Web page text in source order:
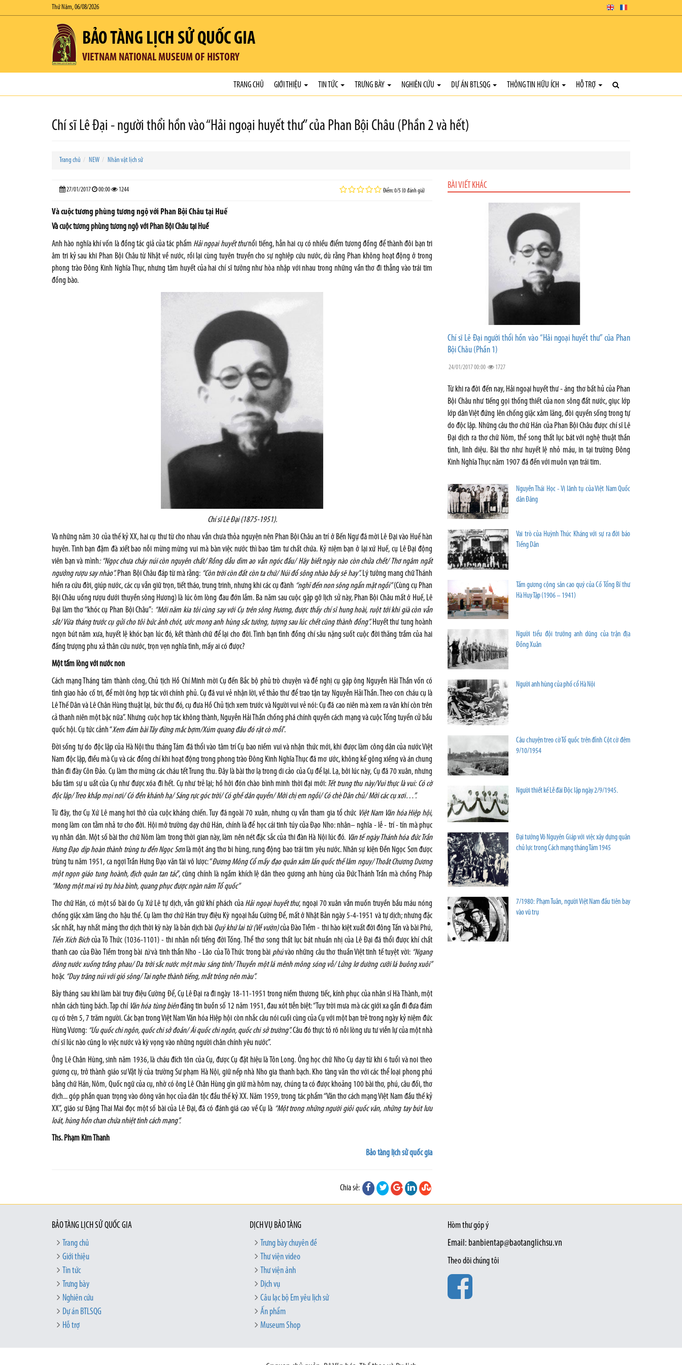
Thứ Năm, 06/08/2026
BẢO TÀNG LỊCH SỬ QUỐC GIA
VIETNAM NATIONAL MUSEUM OF HISTORY
TRANG CHỦ GIỚI THIỆU TIN TỨC TRƯNG BÀY NGHIÊN CỨU DỰ ÁN BTLSQG THÔNG TIN HỮU ÍCH HỖ TRỢ
Chí sĩ Lê Đại - người thổi hồn vào “Hải ngoại huyết thư” của Phan Bội Châu (Phần 2 và hết)
Trang chủ NEW Nhân vật lịch sử
27/01/2017 00:00 1244 Điểm: 0/5 (0 đánh giá)
Và cuộc tương phùng tương ngộ với Phan Bội Châu tại Huế
Và cuộc tương phùng tương ngộ với Phan Bội Châu tại Huế
Anh hào nghĩa khí vốn là đồng tác giả của tác phẩm Hải ngọai huyết thưnổi tiếng, hẳn hai cụ có nhiều điểm tương đồng để thành đôi bạn tri
âm tri kỷ sau khi Phan Bội Châu từ Nhật về nước, rồi lại cùng tuyên truyền cho sự nghiệp cứu nước, dù rằng Phan không hoạt động ở trong
phong trào Đông Kinh Nghĩa Thục, nhưng tâm huyết của hai chí sĩ tưởng như hòa nhập với nhau trong những vần thơ đi thẳng vào trái tim
đồng bào.
Chí sĩ Lê Đại (1875-1951).
Và những năm 30 của thế kỷ XX, hai cụ thư từ cho nhau vẫn chưa thỏa nguyện nên Phan Bội Châu an trí ở Bến Ngự đã mời Lê Đại vào Huế hàn
huyên. Tình bạn đậm đà xiết bao nỗi mừng mừng vui mà bàn việc nước thì bao tâm tư chất chứa. Kỷ niệm bạn ở lại xứ Huế, cụ Lê Đại động
viên bạn và mình: “Ngọc chưa cháy núi còn nguyên chất/ Rồng dẫu dìm ao vẫn ngóc đầu/ Hãy biết ngày nào còn chửa chết/ Thơ ngâm ngất
ngưởng rượu say nhào”.Phan Bội Châu đáp từ mà rằng: “Còn trời còn đất còn ta chứ/ Núi đổ sông nhào bấy sẽ hay”.Lý tưởng mang chữ Thánh
hiền ra cứu đời, giúp nước, các cụ vẫn giữ trọn, tiết tháo, trung trinh, nhưng khi các cụ đành “nghĩ đến non sông ngẩn mặt ngồi”(Cùng cụ Phan
Bội Châu uống rượu dưới thuyền sông Hương) là lúc ôm lòng đau đớn lắm. Ba năm sau cuộc gặp gỡ lịch sử này, Phan Bội Châu mất ở Huế, Lê
Đại làm thơ “khóc cụ Phan Bội Châu”: “Mới năm kia tôi cùng say với Cụ trên sông Hương, được thấy chí sĩ hung hoài, ruột tới khi già còn vẫn
sắt/ Vừa tháng trước cụ gửi cho tôi bức ảnh chót, ước mong anh hùng sắc tướng, tượng sau lúc chết cũng thành đồng”.Huyết thư tung hoành
ngọn bút năm xưa, huyết lệ khóc bạn lúc đó, kết thành chữ để lại cho đời. Tình bạn tình đồng chí sâu nặng suốt cuộc đời thăng trầm của hai
đấng trượng phu xả thân cứu nước, trọn vẹn nghĩa tình, mấy ai có được?
Một tấm lòng với nước non
Cách mạng Tháng tám thành công, Chủ tịch Hồ Chí Minh mời Cụ đến Bắc bộ phủ trò chuyện và đề nghị cụ gặp ông Nguyễn Hải Thần vốn có
tình giao hảo cố tri, để mời ông hợp tác với chính phủ. Cụ đã vui vẻ nhận lời, về thảo thư để trao tận tay Nguyễn Hải Thần. Theo con cháu cụ là
Lê Thế Dân và Lê Chân Hùng thuật lại, bức thư đó, cụ đưa Hồ Chủ tịch xem trước và Người vui vẻ nói: Cụ đã cao niên mà xem ra văn khí còn trên
cả thanh niên một bậc nữa”. Nhưng cuộc hợp tác không thành, Nguyễn Hải Thần chống phá chính quyền cách mạng và cuộc Tổng tuyển cử bầu
quốc hội. Cụ tức cảnh “Xem đám bài Tây đừng mắc bợm/Xúm quang đâu đó rặt cò mồi”.
Đời sống tự do độc lập của Hà Nội thu tháng Tám đã thổi vào tâm trí Cụ bao niềm vui và nhận thức mới, khi được làm công dân của nước Việt
Nam độc lập, điều mà Cụ và các đồng chí khi hoạt động trong phong trào Đông Kinh Nghĩa Thục đã mơ ước, không kể gông xiềng và án chung
thân đi đày Côn Đảo. Cụ làm thơ mừng các cháu tết Trung thu. Đây là bài thơ lạ trong di cảo của Cụ để lại. Lạ, bởi lúc này, Cụ đã 70 xuân, nhưng
bầu tâm sự u uất của Cụ như được xóa đi hết. Cụ như trẻ lại; hồ hởi đón chào bình minh thời đại mới:Tết trung thu này/Vui thực là vui: Có cờ
độc lập/ Treo khắp mọi nơi/ Có đền khánh hạ/Sáng rực góc trời/ Có ghế dân quyền/ Mời chị em ngồi/ Có chè Dân chủ/Mời các cụ xơi…”.
Từ đây, thơ Cụ Xứ Lê mang hơi thở của cuộc kháng chiến. Tuy đã ngoài 70 xuân, nhưng cụ vẫn tham gia tổ chức ViệtNam Văn hóaHiệp hội,
mong làm con tằm nhả tơ cho đời. Hội mở trường dạy chữ Hán, chính là để học cái tinh túy của Đạo Nho: nhân– nghĩa - lễ - trí - tín mà phục
vụ nhân dân. Một số bài thơ chữ Nôm làm trong thời gian này, làm nên nét đặc sắc của thi đàn Hà Nội lúc đó. Văn tế ngày Thánh hóa đức Trần
Hưng Đạo dịp hoàn thành trùng tu đền Ngọc Sơnlà một áng thơ bi hùng, rung động bao trái tim yêu nước. Nhân sự kiện Đền Ngọc Sơn được
trùng tu năm 1951, ca ngợi Trần Hưng Đạo văn tài võ lược: “Đương Mông Cổ mấy đạo quân xâm lấn quốc thế lâm nguy/ Thoắt Chương Dương
một ngọn giáo tung hoành, địch quân tan tác”, cũng chính là ngầm khích lệ dân theo gương anh hùng của Đức Thánh Trần mà chống Pháp
“Mong một mai vũ trụ hòa bình, quang phục được ngàn năm Tổ quốc”
Thơ chữ Hán, có một số bài do Cụ Xứ Lê tự dịch, vẫn giữ khí phách của Hải ngoại huyết thư, ngoại 70 xuân vẫn muốn truyền bầu máu nóng
chống giặc xâm lăng cho hậu thế. Cụ làm thơ chữ Hán truy điệu Kỳ ngoại hầu Cường Để, mất ở Nhật Bản ngày 5-4-1951 và tự dịch; nhưng đặc
sắc nhất, hay nhất mảng thơ dịch thời kỳ này là bản dịch bài Quý khứ lai từ (Về vườn)của Đào Tiềm - thi hào kiệt xuất đời đông Tấn và bài Phú,
Tiền Xích Bíchcủa Tô Thức (1036-1101) - thi nhân nổi tiếng đời Tống. Thể thơ song thất lục bát nhuần nhị của Lê Đại đã thổi được khí chất
thanh cao của Đào Tiềm trong bài từvà tinh thần Nho - Lão của Tô Thức trong bài phúvào những câu thơ thuần Việt tinh tế tuyệt vời: “Ngang
dòng nước xuống trắng phau/ Da trời sắc nước một màu sáng tinh/ Thuyền một lá mênh mông sóng vỗ/ Lửng lơ dường cưỡi lá buông xuôi”
hoặc “Duy trăng núi với gió sông/Tai nghe thành tiếng, mắt trông nên màu”.
Bảy tháng sau khi làm bài truy điệu Cường Để, Cụ Lê Đại ra đi ngày 18-11-1951 trong niềm thương tiếc, kính phục của nhân sĩ Hà Thành, một
nhân cách tùng bách. Tạp chí Văn hóa tùng biênđăng tin buồn số 12 năm 1951, đau xót tiễn biệt: “Tuy trời mưa mà các giới xa gần đi đưa đám
cụ có trên 5, 7 trăm người. Các bạn trong Việt Nam Văn hóa Hiệp hội còn nhắc câu nói cuối cùng của Cụ với một bạn trẻ trong ngày kỷ niệm đức
Hùng Vương: “Ưu quốc chi ngôn, quốc chi sở đoản/ Ái quốc chi ngôn, quốc chi sở trường”.Câu đó thực tỏ rõ nỗi lòng ưu tư viễn lự của một nhà
chí sĩ lúc nào cũng lo việc nước và kỳ vọng vào những người chân chính yêu nước”.
Ông Lê Chân Hùng, sinh năm 1936, là cháu đích tôn của Cụ, được Cụ đặt hiệu là Tôn Long. Ông học chữ Nho Cụ dạy từ khi 6 tuổi và noi theo
gương cụ, trở thành giáo sư Vật lý của trường Sư phạm Hà Nội, giữ nếp nhà Nho gia thanh bạch. Kho tàng văn thơ với các thể loại phong phú
bằng chữ Hán, Nôm, Quốc ngữ của cụ, nhờ có ông Lê Chân Hùng gìn giữ mà hôm nay, chúng ta có được khoảng 100 bài thơ, phú, câu đối, thơ
dịch... góp phần quan trọng vào dòng văn học của dân tộc đầu thế kỷ XX. Năm 1959, trong tác phẩm “Văn thơ cách mạng Việt Nam đầu thế kỷ
XX”, giáo sư Đặng Thai Mai đọc một số bài của Lê Đại, đã có đánh giá cao về Cụ là “Một trong những người giỏi quốc văn, những tay bút lưu
loát, hùng hồn chan chứa nhiệt tình cách mạng”.
Ths.Phạm Kim Thanh
Bảo tàng lịch sử quốc gia
Chia sẻ:
BÀI VIẾT KHÁC
Chí sĩ Lê Đại người thổi hồn vào “Hải ngoại huyết thư” của Phan
Bội Châu (Phần 1)
24/01/2017 00:00 1727
Từ khi ra đời đến nay, Hải ngoại huyết thư - áng thơ bất hủ của Phan
Bội Châu như tiếng gọi thống thiết của non sông đất nước, giục lớp
lớp dân Việt đứng lên chống giặc xâm lăng, đòi quyền sống trong tự
do độc lập. Những câu thơ chữ Hán của Phan Bội Châu được chí sĩ Lê
Đại dịch ra thơ chữ Nôm, thể song thất lục bát với nghệ thuật thần
tình, linh diệu. Bài thơ như huyết lệ nhỏ máu, in tại trường Đông
Kinh Nghĩa Thục năm 1907 đã đến với muôn vạn trái tim.
Nguyễn Thái Học - Vị lãnh tụ của Việt Nam Quốc
dân Đảng
Vai trò của Huỳnh Thúc Kháng với sự ra đời báo
Tiếng Dân
Tấm gương cộng sản cao quý của Cố Tổng Bí thư
Hà Huy Tập (1906 – 1941)
Người tiểu đội trưởng anh dũng của trận địa
Đồng Xuân
Người anh hùng của phố cổ Hà Nội
Câu chuyện treo cờ Tổ quốc trên đỉnh Cột cờ đêm
9/10/1954
Người thiết kế Lễ đài Độc lập ngày 2/9/1945.
Đại tướng Võ Nguyên Giáp với việc xây dựng quân
chủ lực trong Cách mạng tháng Tám 1945
7/1980: Phạm Tuân, người Việt Nam đầu tiên bay
vào vũ trụ
BẢO TÀNG LỊCH SỬ QUỐC GIA
Trang chủ
Giới thiệu
Tin tức
Trưng bày
Nghiên cứu
Dự án BTLSQG
Hỗ trợ
DỊCH VỤ BẢO TÀNG
Trưng bày chuyên đề
Thư viện video
Thư viện ảnh
Dịch vụ
Câu lạc bộ Em yêu lịch sử
Ấn phẩm
Museum Shop
Hòm thư góp ý
Email: banbientap@baotanglichsu.vn
Theo dõi chúng tôi